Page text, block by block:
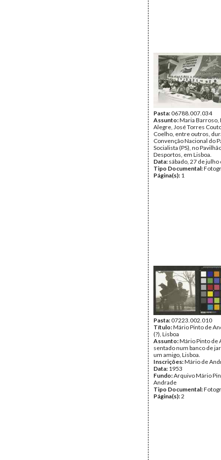
Pasta:06788.007.034
Assunto:Maria Barroso,
Alegre, José Torres
Coelho, entre outros,
Convenção Nacional do
Socialista (PS), no
Desportos, em Lisboa.
Data: sábado, 27 de julho
Tipo Documental:
Página(s): 1
Pasta:07223.002.010
Título:Mário Pinto de
(?), Lisboa
Assunto:Mário Pinto de
sentado num banco de
um amigo, Lisboa.
Inscrições:Mário de
Data: 1953
Fundo:Arquivo Mário
Andrade
Tipo Documental:
Página(s):2